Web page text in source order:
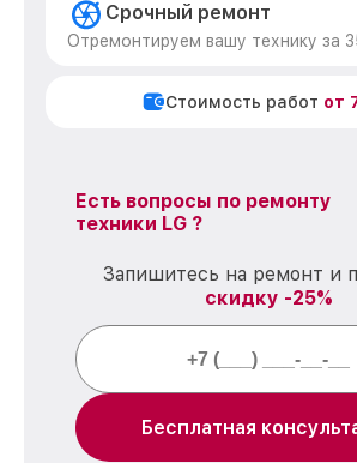
Срочный ремонт
Отремонтируем вашу технику за
Стоимость работ от
Есть вопросы по ремонту
техники LG ?
Запишитесь на ремонт и
скидку -25%
Бесплатная